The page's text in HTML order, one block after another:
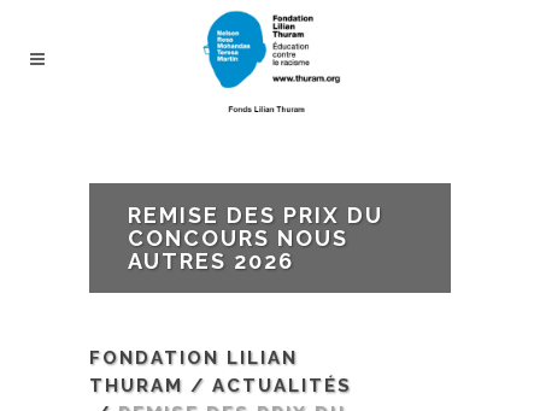
REMISE DES PRIX DU
CONCOURS NOUS
AUTRES 2026
FONDATION LILIAN
THURAM / ACTUALITÉS